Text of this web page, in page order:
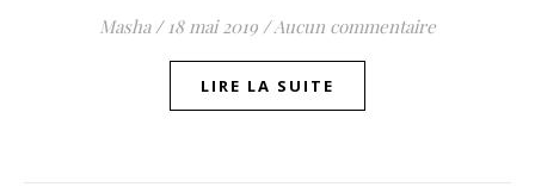
Masha / 18 mai 2019 /Aucun commentaire
LIRE LA SUITE